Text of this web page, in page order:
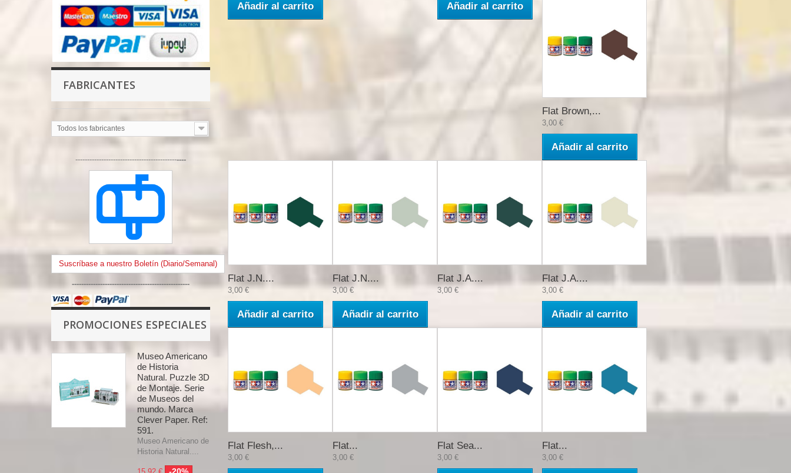
FABRICANTES
Todos los fabricantes
-----------------------------------------------
Suscríbase a nuestro Boletín (Diario/Semanal)
--------------------------------------------------
PROMOCIONES ESPECIALES
Museo Americano
de Historia
Natural. Puzzle 3D
de Montaje. Serie
de Museos del
mundo. Marca
Clever Paper. Ref:
591.
Museo Americano de
Historia Natural....
Añadir al carrito Añadir al carrito
Flat Brown,...
3,00 €
Añadir al carrito
Flat J.N....
3,00 €
Añadir al carrito
Flat J.N....
3,00 €
Añadir al carrito
Flat J.A....
3,00 €
Flat J.A....
3,00 €
Añadir al carrito
Flat Flesh,...
3,00 €
Flat...
3,00 €
Flat Sea...
3,00 €
Flat...
3,00 €